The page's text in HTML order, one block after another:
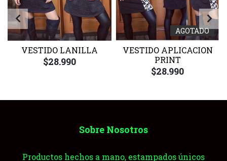
VESTIDO LANILLA
$28.990
AGOTADO
VESTIDO APLICACION
PRINT
$28.990
Sobre Nosotros
Productos hechos a mano, estampados únicos